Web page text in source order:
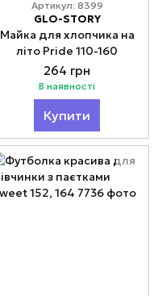
Артикул: 8399
GLO-STORY
Майка для хлопчика на
літо Pride 110-160
264 грн
В наявності
Купити